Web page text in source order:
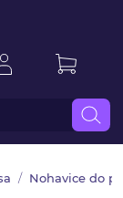
Nohavice do